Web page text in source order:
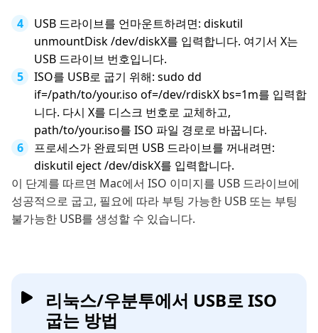
USB 드라이브를 언마운트하려면: diskutil
unmountDisk /dev/diskX를 입력합니다. 여기서 X는
USB 드라이브 번호입니다.
ISO를 USB로 굽기 위해: sudo dd
if=/path/to/your.iso of=/dev/rdiskX bs=1m를 입력합
니다. 다시 X를 디스크 번호로 교체하고,
path/to/your.iso를 ISO 파일 경로로 바꿉니다.
프로세스가 완료되면 USB 드라이브를 꺼내려면:
diskutil eject /dev/diskX를 입력합니다.
이 단계를 따르면 Mac에서 ISO 이미지를 USB 드라이브에
성공적으로 굽고, 필요에 따라 부팅 가능한 USB 또는 부팅
불가능한 USB를 생성할 수 있습니다.
리눅스/우분투에서 USB로 ISO
굽는 방법